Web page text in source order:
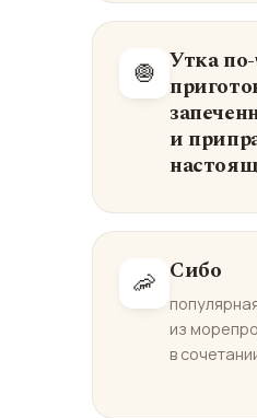
🧅 Утка
и
🦐 Сибо
из
в